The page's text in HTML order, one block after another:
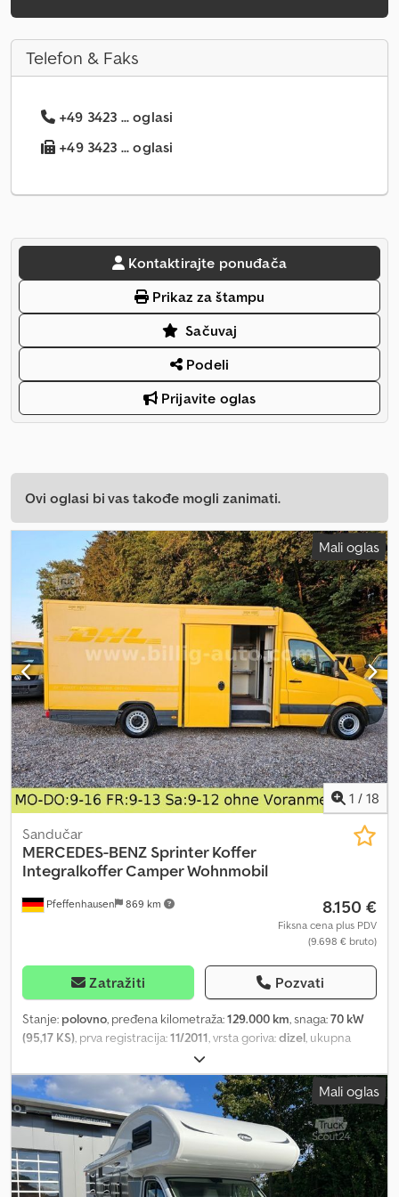
Telefon & Faks
+49 3423 ... oglasi
+49 3423 ... oglasi
Kontaktirajte ponuđača
Prikaz za štampu
Sačuvaj
Podeli
Prijavite oglas
Ovi oglasi bi vas takođe mogli zanimati.
Mali oglas
1 / 18
Pfeffenhausen 869 km
Sandučar
MERCEDES-BENZ Sprinter Koffer
Integralkoffer Camper Wohnmobil
8.150 €
Fiksna cena plus PDV
(9.698 € bruto)
Zatražiti Pozvati
Stanje: polovno, pređena kilometraža:129.000 km, snaga:70 kW
(95,17 KS) , prva registracija:11/2011 , vrsta goriva:dizel , ukupna
, tip prenosa:
razred:Euro 5, broj sedišta:2, zapremina tovarnog prostora:17 m³,
dužina tovarnog prostora:4.400 mm, širina utovarnog prostora:
2.000 mm, visina tovarnog prostora: 2.000 mm, Oprema:ABS,
centralno zaključavanje, elektronski program stabilnosti (ESP),
filter za čađ
, Neto prodajna cena: 8.150 € Mercedes Benz Sprinter
MAXI – Sandučar (SAXAS) 19% PDV iskaziv Prva registracija: 11/2011
Kilometraža: 129.000 km Tehnički pregled/HU: NOV Euro 5 ----
Mali oglas